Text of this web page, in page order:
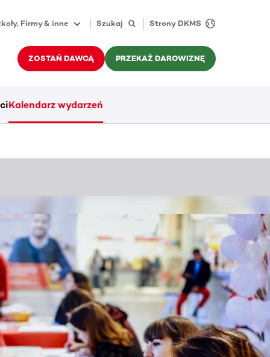
Firmy & inne Szukaj Strony DKMS
ZOSTAŃ DAWCĄ PRZEKAŻ DAROWIZNĘ
Kalendarz wydarzeń